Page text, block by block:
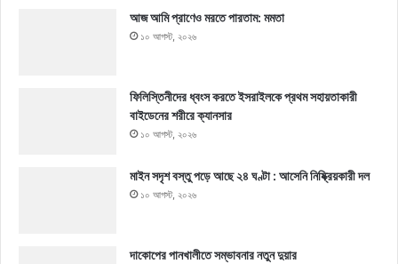
আজ আমি প্রাণেও মরতে পারতাম: মমতা
১০ আগস্ট, ২০২৬
ফিলিস্তিনীদের ধ্বংস করতে ইসরাইলকে প্রথম সহায়তাকারী
বাইডেনের শরীরে ক্যানসার
১০ আগস্ট, ২০২৬
মাইন সদৃশ বস্তু পড়ে আছে ২৪ ঘণ্টা : আসেনি নিষ্ক্রিয়কারী দল
১০ আগস্ট, ২০২৬
দাকোপের পানখালীতে সম্ভাবনার নতুন দুয়ার